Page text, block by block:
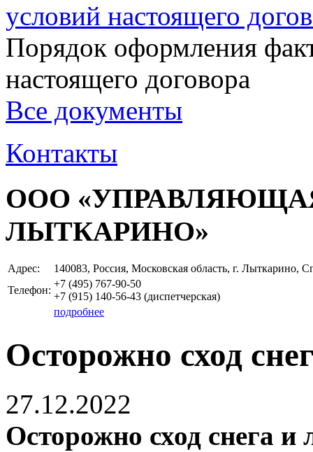
условий настоящего
Порядок оформления
настоящего договора
Все документы
Контакты
ООО
ЛЫТКАРИНО»
Адрес:
140083, Россия, Московская область, г. Лыткарино,
Телефон:
+7 (495) 767-90-50
+7 (915) 140-56-43 (диспетчерская)
подробнее
Осторожно сход
27.12.2022
Осторожно сход снега и